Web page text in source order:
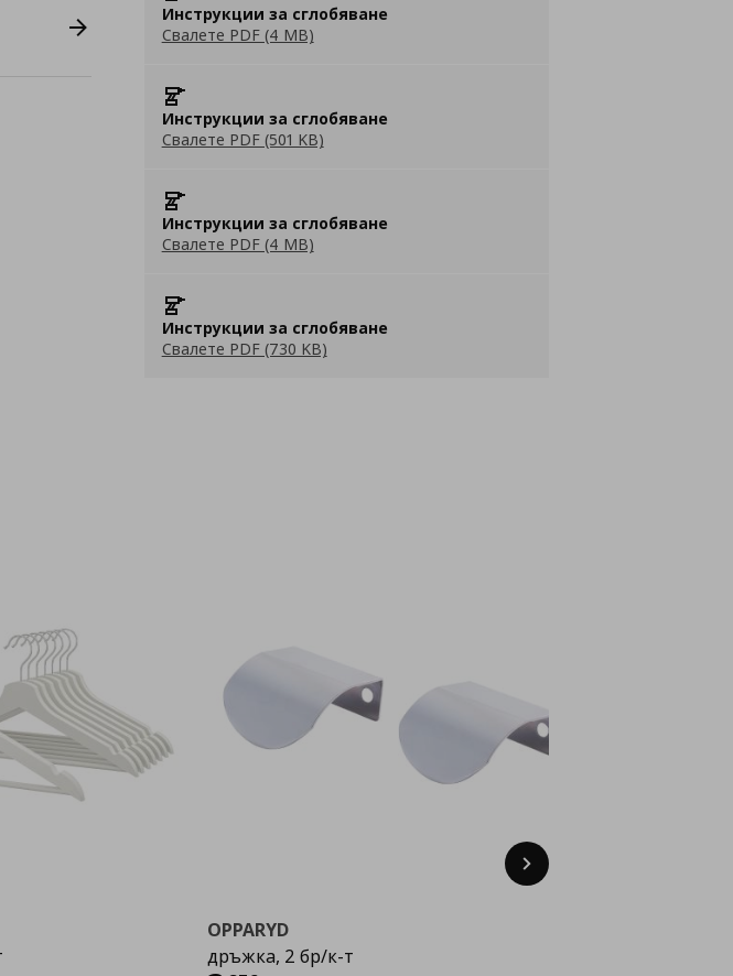
Инструкции за сглобяване
Свалете PDF (4 MB)
Инструкции за сглобяване
Свалете PDF (501 KB)
Инструкции за сглобяване
Свалете PDF (4 MB)
Инструкции за сглобяване
Свалете PDF (730 KB)
OPPARYD
дръжка, 2 бр/к-т
Next